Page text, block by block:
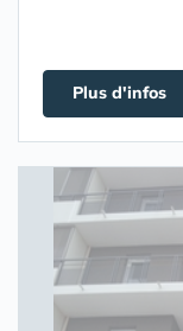
Plus d'infos